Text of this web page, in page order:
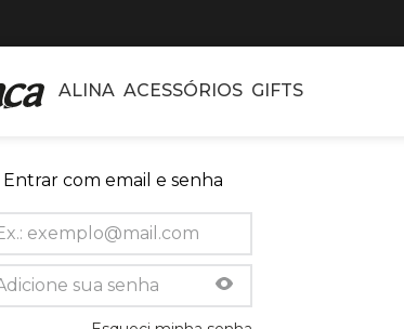
ALINA ACESSÓRIOS GIFTS
Entrar com email e senha